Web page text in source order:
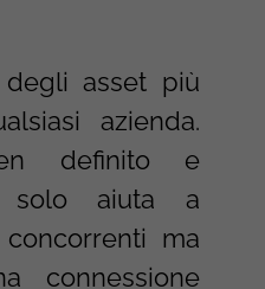
asset più
azienda.
definito e
solo aiuta a
ma
connessione